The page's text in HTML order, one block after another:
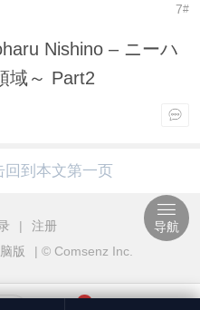
7#
Nishino – ニーハ
域～ Part2
6
回到本文第一页
|
注册
版 | © Comsenz Inc.
导航